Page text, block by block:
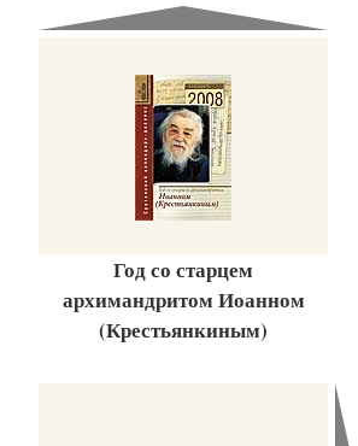
Год со старцем
архимандритом Иоанном
(Крестьянкиным)